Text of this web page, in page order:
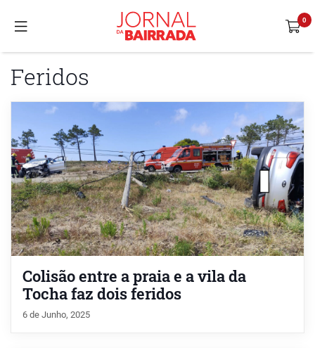
Feridos
Colisão entre a praia e a vila da
Tocha faz dois feridos
6 de Junho, 2025